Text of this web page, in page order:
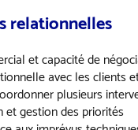
relationnelles
et capacité de
avec les clients
plusieurs
et gestion des priorités